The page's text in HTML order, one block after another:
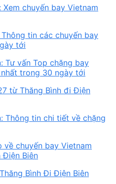
chuyến bay Vietnam
tin các chuyến bay
tới
Tư vấn Top chặng bay
trong 30 ngày tới
từ Thăng Bình đi Điện
Thông tin chi tiết về chặng
chuyến bay Vietnam
Điện Biên
Bình Đi Điện Biên